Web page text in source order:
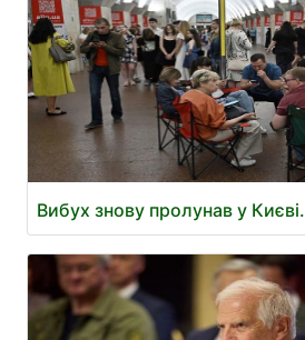
Вибух знову пролунав у Києві.